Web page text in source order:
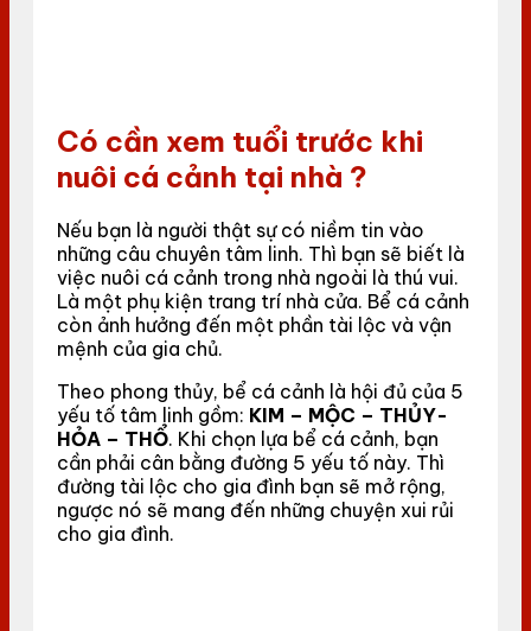
Có cần xem tuổi trước khi
nuôi cá cảnh tại nhà ?
Nếu bạn là người thật sự có niềm tin vào
những câu chuyên tâm linh. Thì bạn sẽ biết là
việc nuôi cá cảnh trong nhà ngoài là thú vui.
Là một phụ kiện trang trí nhà cửa. Bể cá cảnh
còn ảnh hưởng đến một phần tài lộc và vận
mệnh của gia chủ.
Theo phong thủy, bể cá cảnh là hội đủ của 5
yếu tố tâm linh gồm: KIM – MỘC – THỦY-
HỎA – THỔ. Khi chọn lựa bể cá cảnh, bạn
cần phải cân bằng đường 5 yếu tố này. Thì
đường tài lộc cho gia đình bạn sẽ mở rộng,
ngược nó sẽ mang đến những chuyện xui rủi
cho gia đình.